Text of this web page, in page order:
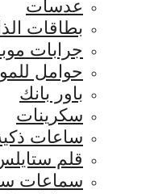
عدسات
بطاقات
جرابات
حوامل
باور بانك
سكرينات
ساعات
قلم
سماعات